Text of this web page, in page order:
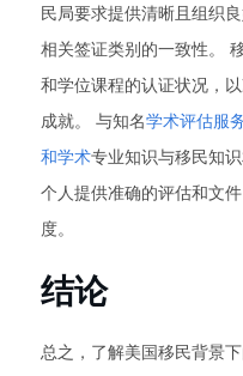
民局要求提供清晰且组织
相关签证类别的一致性。
和学位课程的认证状况，
成就。 与知名学术评估服
和学术专业知识与移民知
个人提供准确的评估和文
度。
结论
总之，了解美国移民背景